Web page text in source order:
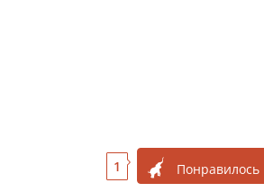
1 Понравилось